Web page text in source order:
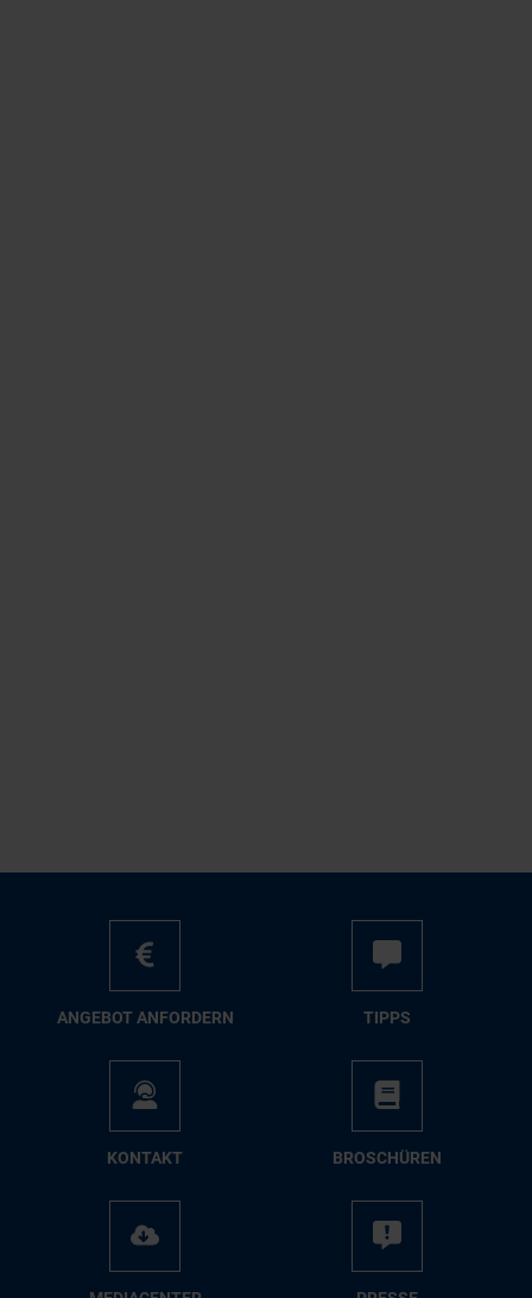
AN­GE­BOT AN­FOR­DERN TIPPS
KON­TAKT BRO­SCHÜ­REN